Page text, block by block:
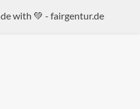
with 💚 - fairgentur.de